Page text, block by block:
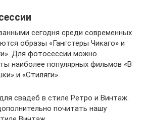
сегодня среди современных
образы «Гангстеры Чикаго» и
Для фотосессии можно
наиболее популярных фильмов «В
и «Стиляги».
свадеб в стиле Ретро и Винтаж.
почитать нашу